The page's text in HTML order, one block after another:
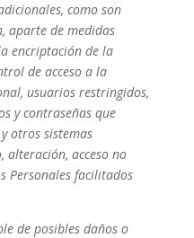
como son
aparte de medidas
encriptación de la
de acceso a la
usuarios restringidos,
y contraseñas que
otros sistemas
alteración, acceso no
Personales facilitados
de posibles daños o